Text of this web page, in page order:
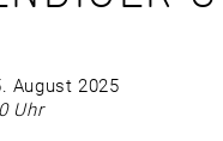
August 2025
Uhr